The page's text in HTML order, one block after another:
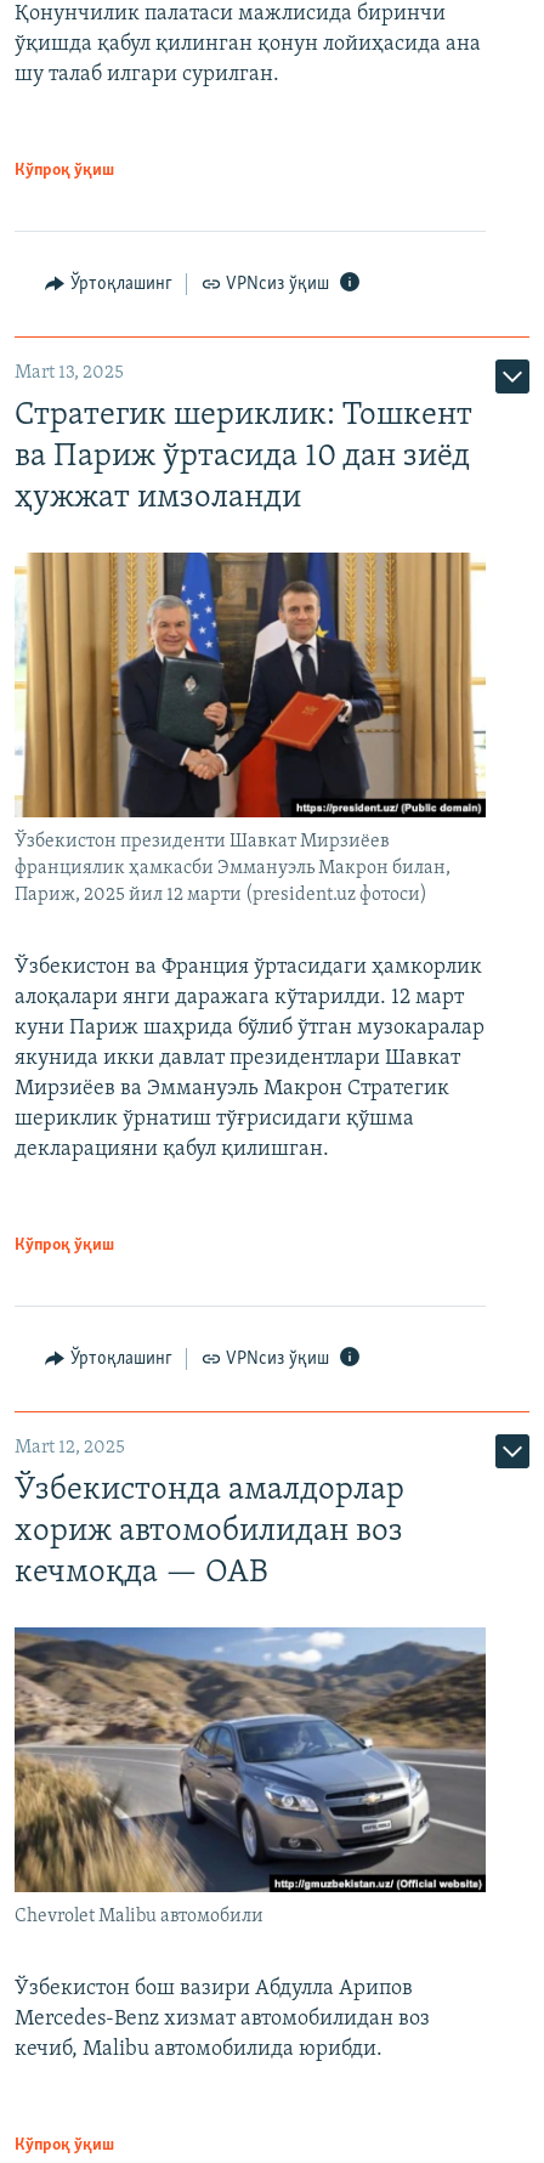
Қонунчилик палатаси мажлисида биринчи
ўқишда қабул қилинган қонун лойиҳасида ана
шу талаб илгари сурилган.
Кўпроқ ўқиш
Ўртоқлашинг VPNсиз ўқиш
Mart 13, 2025
Стратегик шериклик: Тошкент
ва Париж ўртасида 10 дан зиёд
ҳужжат имзоланди
Ўзбекистон президенти Шавкат Мирзиёев
франциялик ҳамкасби Эммануэль Макрон билан,
Париж, 2025 йил 12 марти (president.uz фотоси)
Ўзбекистон ва Франция ўртасидаги ҳамкорлик
алоқалари янги даражага кўтарилди. 12 март
куни Париж шаҳрида бўлиб ўтган музокаралар
якунида икки давлат президентлари Шавкат
Мирзиёев ва Эммануэль Макрон Стратегик
шериклик ўрнатиш тўғрисидаги қўшма
декларацияни қабул қилишган.
Кўпроқ ўқиш
Ўртоқлашинг VPNсиз ўқиш
Mart 12, 2025
Ўзбекистонда амалдорлар
хориж автомобилидан воз
кечмоқда — ОАВ
Chevrolet Malibu автомобили
Ўзбекистон бош вазири Абдулла Арипов
Mercedes-Benz хизмат автомобилидан воз
кечиб, Malibu автомобилида юрибди.
Кўпроқ ўқиш